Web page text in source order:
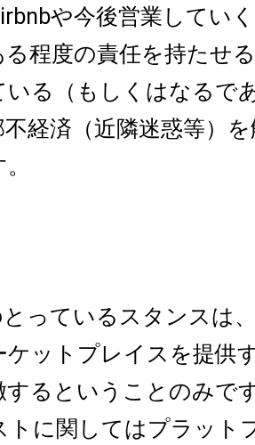
や今後営業してい
る程度の責任を持たせ
いる（もしくはなるで
経済（近隣迷惑等）
っているスタンスは
ケットプレイスを提供
するということのみで
トに関してはプラット